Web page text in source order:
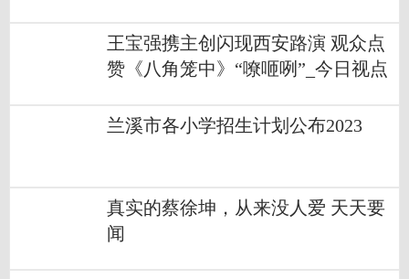
王宝强携主创闪现西安路演 观众点
赞《八角笼中》“嘹咂咧”_今日视点
兰溪市各小学招生计划公布2023
真实的蔡徐坤，从来没人爱 天天要
闻